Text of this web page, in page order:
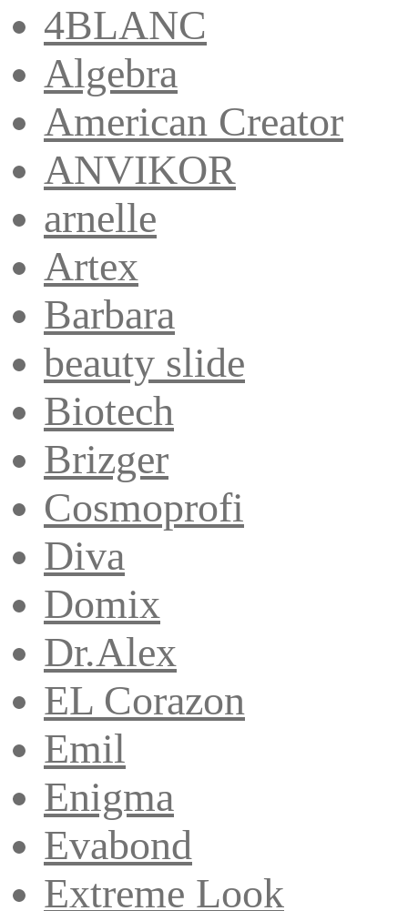
4BLANC
Algebra
American Creator
ANVIKOR
arnelle
Artex
Barbara
beauty slide
Biotech
Brizger
Cosmoprofi
Diva
Domix
Dr.Alex
EL Corazon
Emil
Enigma
Evabond
Extreme Look